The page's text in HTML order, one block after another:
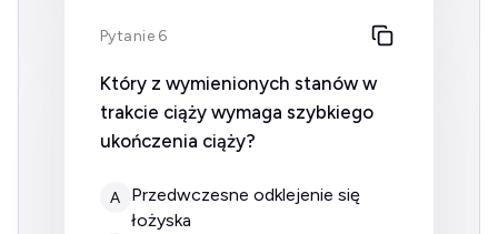
Pytanie 6
Który z wymienionych stanów w
trakcie ciąży wymaga szybkiego
ukończenia ciąży?
A
przedwczesne odklejenie się
łożyska